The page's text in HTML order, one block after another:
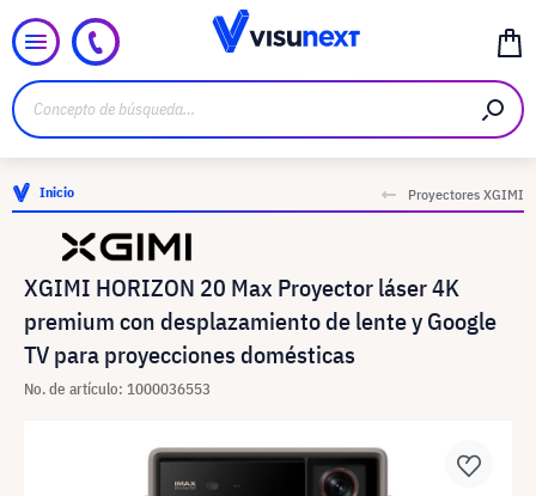
Inicio Proyectores XGIMI
XGIMI HORIZON 20 Max Proyector láser 4K
premium con desplazamiento de lente y Google
TV para proyecciones domésticas
No. de artículo: 1000036553